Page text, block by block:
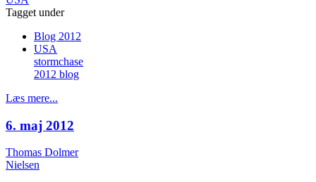
Tagget under
Blog 2012
USA
stormchase
2012 blog
Læs mere...
6. maj 2012
Thomas Dolmer
Nielsen